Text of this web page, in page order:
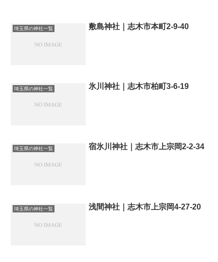
埼玉県の神社一覧 敷島神社｜志木市本町2-9-40
埼玉県の神社一覧 氷川神社｜志木市柏町3-6-19
埼玉県の神社一覧 宿氷川神社｜志木市上宗岡2-2-34
埼玉県の神社一覧 浅間神社｜志木市上宗岡4-27-20